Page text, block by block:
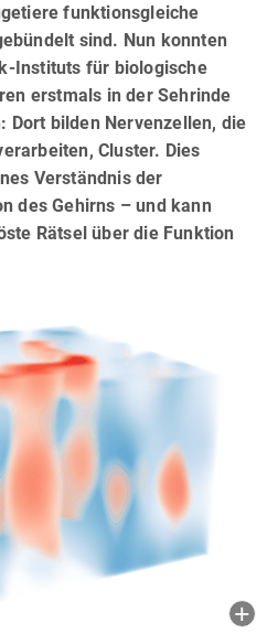
funktionsgleiche
sind. Nun konnten
Instituts für biologische
erstmals in der Sehrinde
Dort bilden Nervenzellen, die
Cluster. Dies
Verständnis der
des Gehirns – und kann
Rätsel über die Funktion